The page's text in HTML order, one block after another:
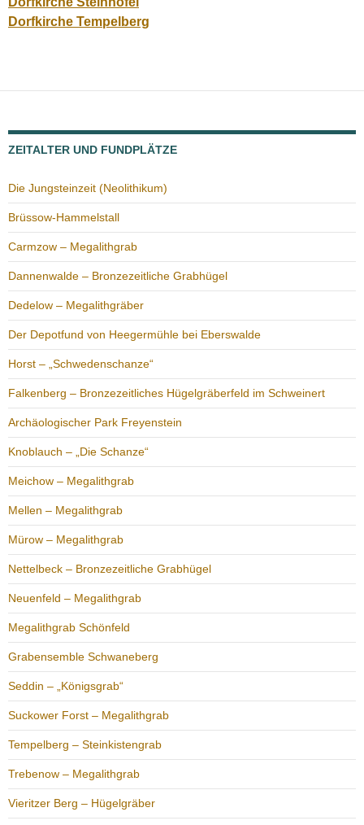
Dorfkirche Tempelberg
ZEITALTER UND FUNDPLÄTZE
Die Jungsteinzeit (Neolithikum)
Brüssow-Hammelstall
Carmzow – Megalithgrab
Dannenwalde – Bronzezeitliche Grabhügel
Dedelow – Megalithgräber
Der Depotfund von Heegermühle bei Eberswalde
Horst – „Schwedenschanze“
Falkenberg – Bronzezeitliches Hügelgräberfeld im Schweinert
Archäologischer Park Freyenstein
Knoblauch – „Die Schanze“
Meichow – Megalithgrab
Mellen – Megalithgrab
Mürow – Megalithgrab
Nettelbeck – Bronzezeitliche Grabhügel
Neuenfeld – Megalithgrab
Megalithgrab Schönfeld
Grabensemble Schwaneberg
Seddin – „Königsgrab“
Suckower Forst – Megalithgrab
Tempelberg – Steinkistengrab
Trebenow – Megalithgrab
Vieritzer Berg – Hügelgräber